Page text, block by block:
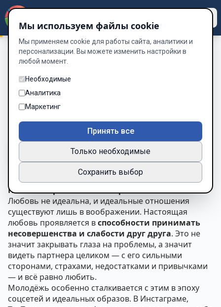
Психология Любви
слабостей
Глава 20: Принятие
несовершенств и слабостей
Глава 20 из 30
Шрифт
Глава 20: Принятие несовершенств и слабостей
Любовь не идеальна, и идеальные отношения
существуют лишь в воображении. Настоящая
любовь проявляется вспособности принимать
несовершенства и слабости друг друга. Это не
значит закрывать глаза на проблемы, а значит
видеть партнера целиком — с его сильными
сторонами, страхами, недостатками и привычками
— и всё равно любить.
Молодёжь особенно сталкивается с этим в эпоху
соцсетей и идеальных образов. В Инстаграме,
Мы используем файлы cookie
Мы применяем cookie для работы сайта, аналитики и
персонализации. Вы можете изменить настройки в
любой момент.
Необходимые
Аналитика
Маркетинг
Принять все
Только необходимые
Сохранить выбор